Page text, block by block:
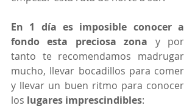
En 1 día es imposible conocer a
fondo esta preciosa zona y por
tanto te recomendamos madrugar
mucho, llevar bocadillos para comer
y llevar un buen ritmo para conocer
los lugares imprescindibles: